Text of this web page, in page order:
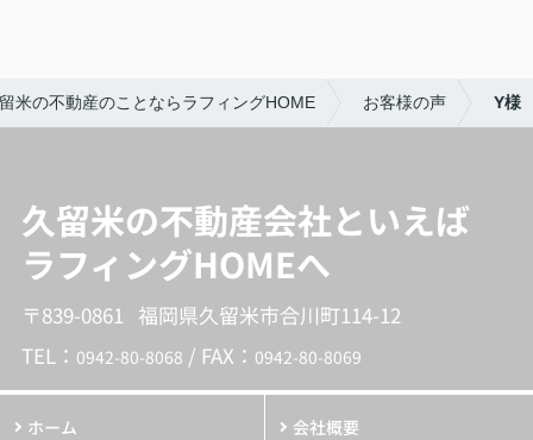
米の不動産のことならラフィングHOME お客様の声 Y様
久留米の不動産会社といえば
ラフィングHOMEへ
〒839-0861 福岡県久留米市合川町114-12
TEL： 0942-80-8068 / FAX： 0942-80-8069
ホーム 会社概要